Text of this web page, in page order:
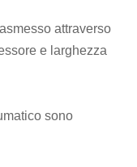
attraverso
e larghezza
sono